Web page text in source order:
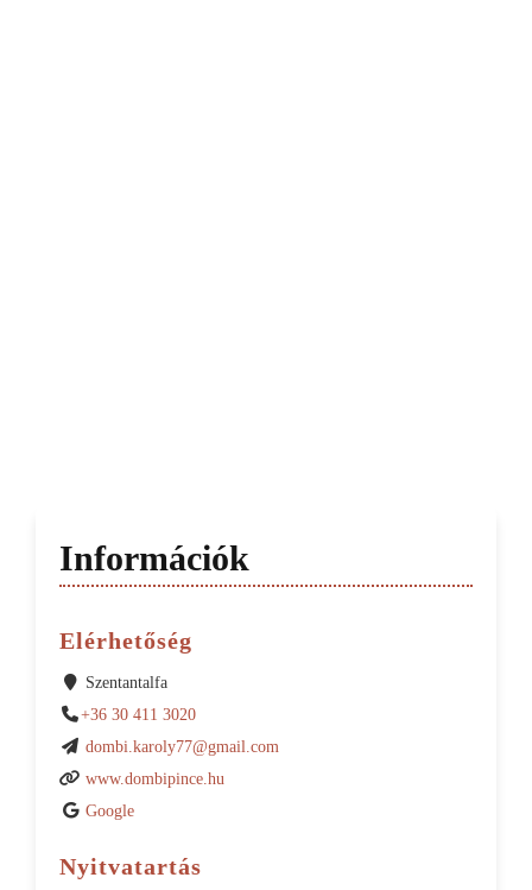
Információk
Elérhetőség
Szentantalfa
+36 30 411 3020
dombi.karoly77@gmail.com
www.dombipince.hu
Google
Nyitvatartás